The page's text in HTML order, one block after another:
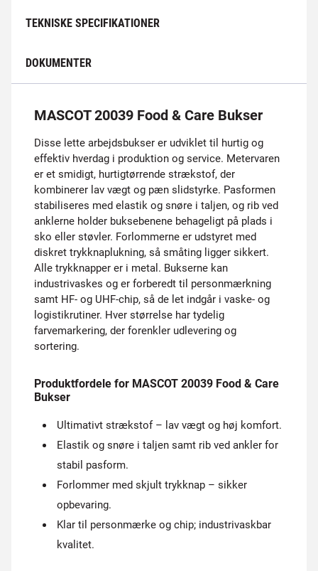
TEKNISKE SPECIFIKATIONER
DOKUMENTER
MASCOT 20039 Food & Care Bukser
Disse lette arbejdsbukser er udviklet til hurtig og
effektiv hverdag i produktion og service. Metervaren
er et smidigt, hurtigtørrende strækstof, der
kombinerer lav vægt og pæn slidstyrke. Pasformen
stabiliseres med elastik og snøre i taljen, og rib ved
anklerne holder buksebenene behageligt på plads i
sko eller støvler. Forlommerne er udstyret med
diskret trykknaplukning, så småting ligger sikkert.
Alle trykknapper er i metal. Bukserne kan
industrivaskes og er forberedt til personmærkning
samt HF- og UHF-chip, så de let indgår i vaske- og
logistikrutiner. Hver størrelse har tydelig
farvemarkering, der forenkler udlevering og
sortering.
Produktfordele for MASCOT 20039 Food & Care
Bukser
Ultimativt strækstof – lav vægt og høj komfort.
Elastik og snøre i taljen samt rib ved ankler for
stabil pasform.
Forlommer med skjult trykknap – sikker
opbevaring.
Klar til personmærke og chip; industrivaskbar
kvalitet.